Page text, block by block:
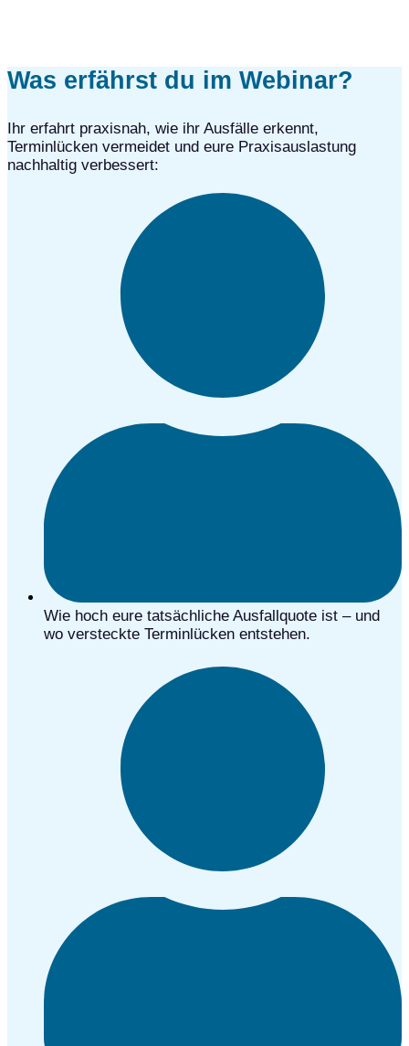
Was erfährst du im Webinar?
Ihr erfahrt praxisnah, wie ihr Ausfälle erkennt,
Terminlücken vermeidet und eure Praxisauslastung
nachhaltig verbessert:
Wie hoch eure tatsächliche Ausfallquote ist – und
wo versteckte Terminlücken entstehen.